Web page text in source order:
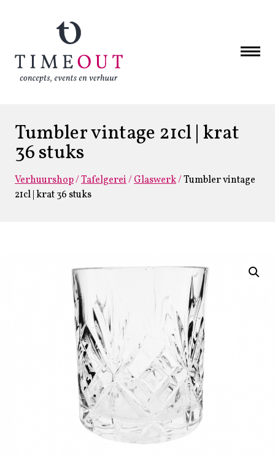
Tumbler vintage 21cl | krat
36 stuks
Verhuurshop/Tafelgerei/Glaswerk/Tumbler vintage
21cl | krat 36 stuks